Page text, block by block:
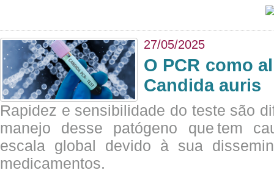
27/05/2025
O PCR como
Candida auris
Rapidez e sensibilidade do teste são
manejo desse patógeno que tem
escala global devido à sua
medicamentos.